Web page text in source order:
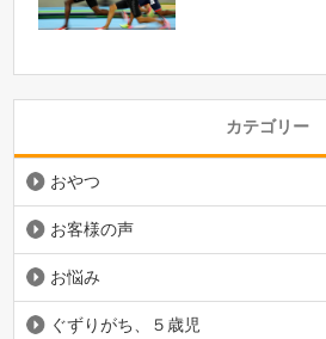
カテゴリー
おやつ
お客様の声
お悩み
ぐずりがち、５歳児